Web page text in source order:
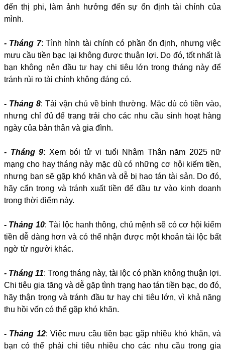
đến thị phi, làm ảnh hưởng đến sự ổn định tài chính của
mình.
- Tháng 7: Tình hình tài chính có phần ổn định, nhưng việc
mưu cầu tiền bạc lại không được thuận lợi. Do đó, tốt nhất là
bạn không nên đầu tư hay chi tiêu lớn trong tháng này để
tránh rủi ro tài chính không đáng có.
- Tháng 8: Tài vận chủ về bình thường. Mặc dù có tiền vào,
nhưng chỉ đủ để trang trải cho các nhu cầu sinh hoạt hàng
ngày của bản thân và gia đình.
- Tháng 9: Xem bói tử vi tuổi Nhâm Thân năm 2025 nữ
mạng cho hay tháng này mặc dù có những cơ hội kiếm tiền,
nhưng bạn sẽ gặp khó khăn và dễ bị hao tán tài sản. Do đó,
hãy cẩn trọng và tránh xuất tiền để đầu tư vào kinh doanh
trong thời điểm này.
- Tháng 10: Tài lộc hanh thông, chủ mệnh sẽ có cơ hội kiếm
tiền dễ dàng hơn và có thể nhận được một khoản tài lộc bất
ngờ từ người khác.
- Tháng 11: Trong tháng này, tài lộc có phần không thuận lợi.
Chi tiêu gia tăng và dễ gặp tình trạng hao tán tiền bạc, do đó,
hãy thận trọng và tránh đầu tư hay chi tiêu lớn, vì khả năng
thu hồi vốn có thể gặp khó khăn.
- Tháng 12: Việc mưu cầu tiền bạc gặp nhiều khó khăn, và
bạn có thể phải chi tiêu nhiều cho các nhu cầu trong gia